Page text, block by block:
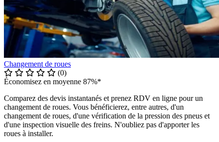
Changement de roues
(0)
Économisez en moyenne 87%*
Comparez des devis instantanés et prenez RDV en ligne pour un
changement de roues. Vous bénéficierez, entre autres, d'un
changement de roues, d'une vérification de la pression des pneus et
d'une inspection visuelle des freins. N'oubliez pas d'apporter les
roues à installer.